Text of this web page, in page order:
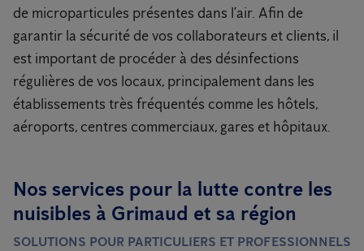
de microparticules présentes dans l’air. Afin de
garantir la sécurité de vos collaborateurs et clients, il
est important de procéder à des désinfections
régulières de vos locaux, principalement dans les
établissements très fréquentés comme les hôtels,
aéroports, centres commerciaux, gares et hôpitaux.
Nos services pour la lutte contre les
nuisibles à Grimaud et sa région
SOLUTIONS POUR PARTICULIERS ET PROFESSIONNELS